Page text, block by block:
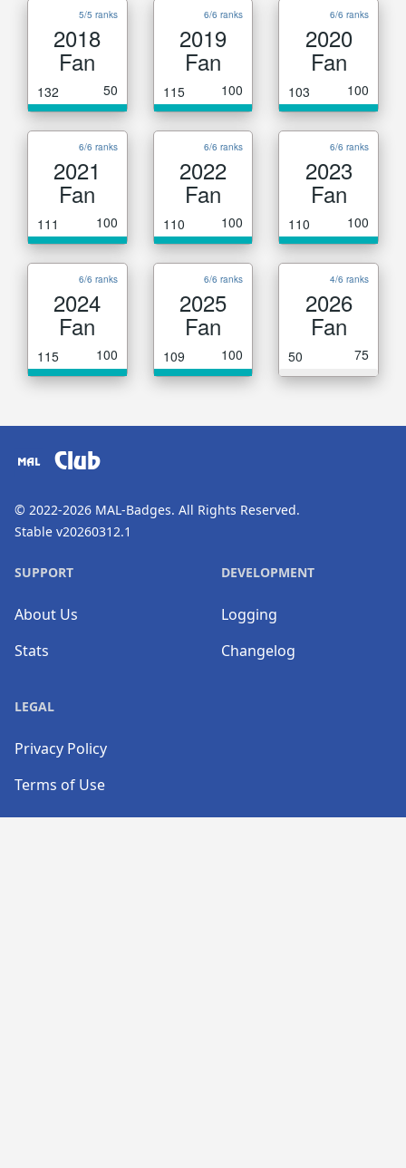
5/5 ranks
2018
Fan
132 50
6/6 ranks
2019
Fan
115 100
6/6 ranks
2020
Fan
103 100
6/6 ranks
2021
Fan
111 100
6/6 ranks
2022
Fan
110 100
6/6 ranks
2023
Fan
110 100
6/6 ranks
2024
Fan
115 100
6/6 ranks
2025
Fan
109 100
4/6 ranks
2026
Fan
50 75
Club
© 2022-2026 MAL-Badges. All Rights Reserved.
Stable v20260312.1
SUPPORT
About Us
Stats
DEVELOPMENT
Logging
Changelog
LEGAL
Privacy Policy
Terms of Use